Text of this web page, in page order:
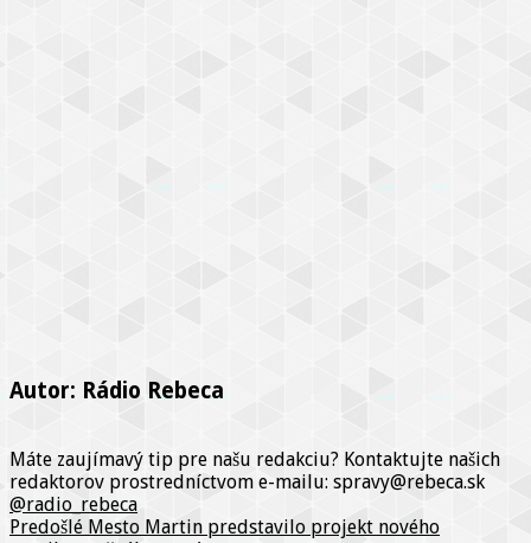
Autor: Rádio Rebeca
Máte zaujímavý tip pre našu redakciu? Kontaktujte našich
redaktorov prostredníctvom e-mailu: spravy@rebeca.sk
@radio_rebeca
Predošlé Mesto Martin predstavilo projekt nového